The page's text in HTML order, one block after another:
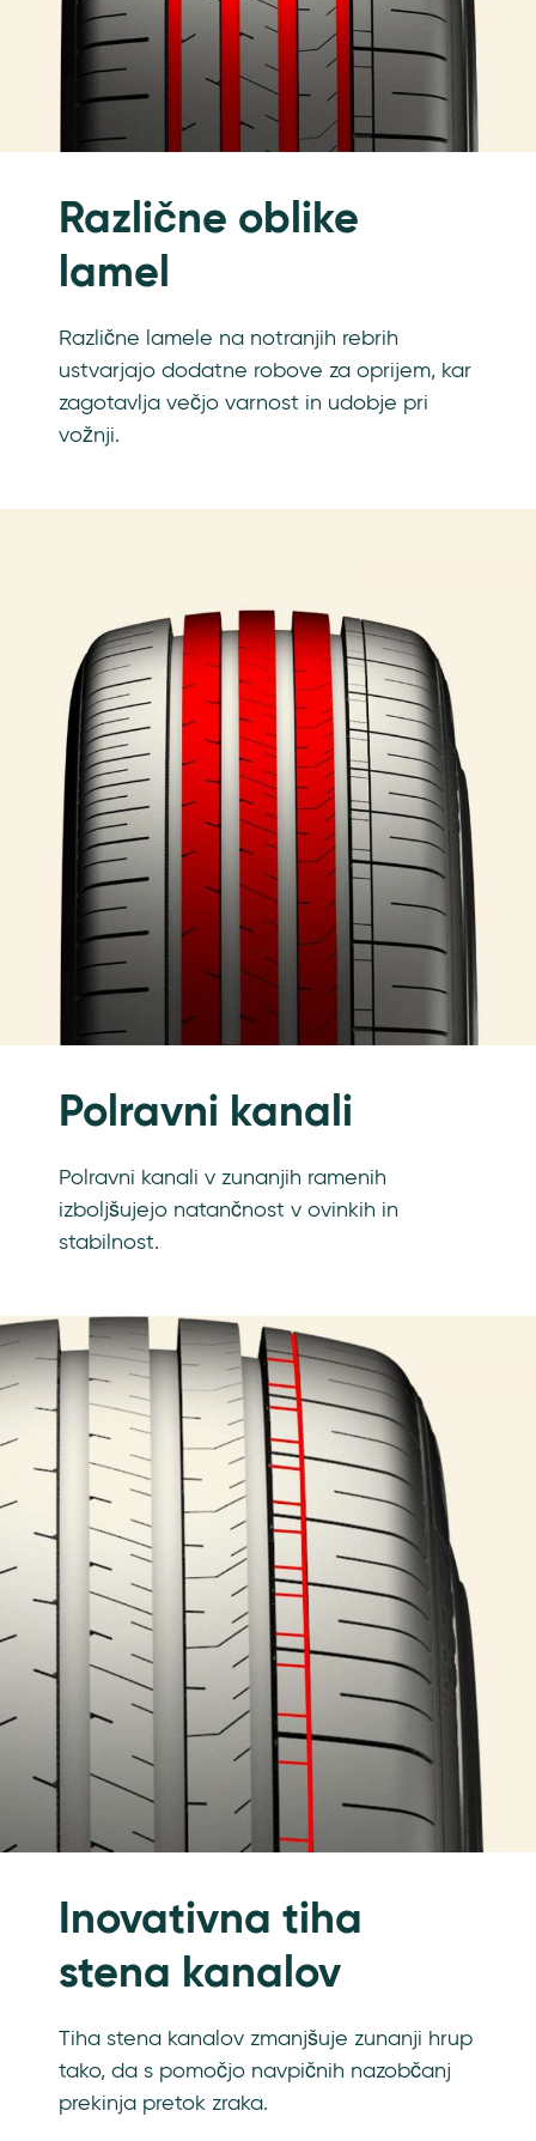
Različne oblike
lamel
Različne lamele na notranjih rebrih
ustvarjajo dodatne robove za oprijem, kar
zagotavlja večjo varnost in udobje pri
vožnji.
Polravni kanali
Polravni kanali v zunanjih ramenih
izboljšujejo natančnost v ovinkih in
stabilnost.
Inovativna tiha
stena kanalov
Tiha stena kanalov zmanjšuje zunanji hrup
tako, da s pomočjo navpičnih nazobčanj
prekinja pretok zraka.